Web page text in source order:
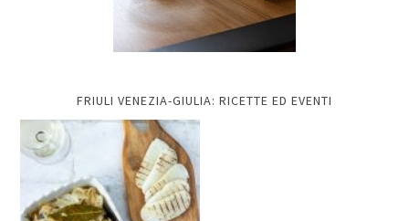
FRIULI VENEZIA-GIULIA: RICETTE ED EVENTI